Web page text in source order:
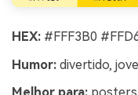
HEX: #FFF3B0
Humor: divertido,